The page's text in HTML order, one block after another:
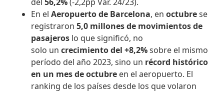
del 56,2%(-2,2pp Var. 24/23).
En elAeropuerto de Barcelona, enoctubrese
registraron5,0 millones de movimientos de
pasajeros lo que significó, no
solo uncrecimiento del +8,2%sobre el mismo
período del año 2023, sino un récord histórico
en un mes de octubre en el aeropuerto. El
ranking de los países desde los que volaron